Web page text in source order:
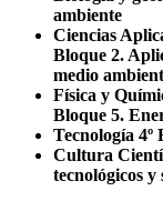
ambiente
Ciencias
Bloque 2.
medio
Física y
Bloque 5.
Tecnología 4º
Cultura
tecnológicos